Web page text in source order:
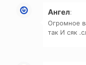
Ангел:
Огромное
так И сяк